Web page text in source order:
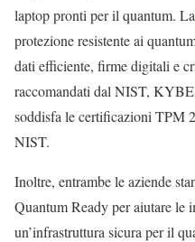
laptop pronti per il quantum.
protezione resistente ai
dati efficiente, firme digitali e
raccomandati dal NIST,
soddisfa le certificazioni TPM
NIST.
Inoltre, entrambe le aziende
Quantum Ready per aiutare le
un’infrastruttura sicura per il